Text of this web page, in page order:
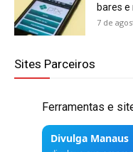
bares
7 de
Sites Parceiros
Ferramentas e
Divulga Manaus